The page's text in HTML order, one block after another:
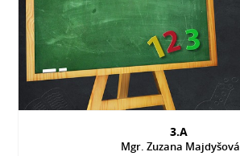
3.A
Mgr. Zuzana Majdyšová